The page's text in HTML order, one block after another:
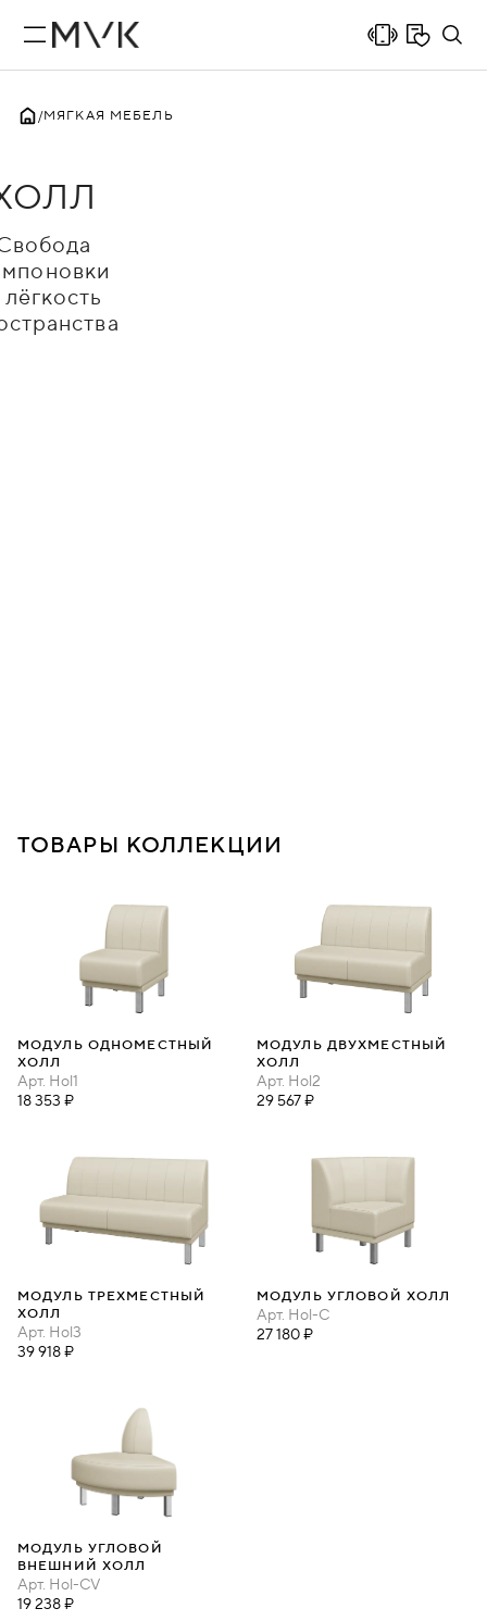
МЯГКАЯ МЕБЕЛЬ
ТОВАРЫ КОЛЛЕКЦИИ
МОДУЛЬ ОДНОМЕСТНЫЙ
ХОЛЛ
Арт. Hol1
18 353 ₽
МОДУЛЬ ДВУХМЕСТНЫЙ
ХОЛЛ
Арт. Hol2
29 567 ₽
МОДУЛЬ ТРЕХМЕСТНЫЙ
ХОЛЛ
Арт. Hol3
39 918 ₽
МОДУЛЬ УГЛОВОЙ ХОЛЛ
Арт. Hol-C
27 180 ₽
МОДУЛЬ УГЛОВОЙ
ВНЕШНИЙ ХОЛЛ
Арт. Hol-CV
19 238 ₽